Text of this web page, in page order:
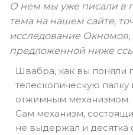
О нем мы уже писали в
тема на нашем сайте,
исследование Окномоя,
предложенной ниже
Швабра, как вы поняли
телескопическую
отжимным механизмом.
Сам механизм,
не выдержал и десятка